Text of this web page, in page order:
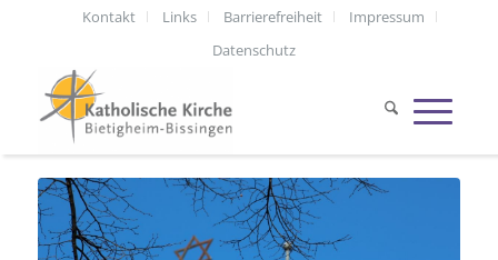
Kontakt Links Barrierefreiheit
Impressum
Datenschutz